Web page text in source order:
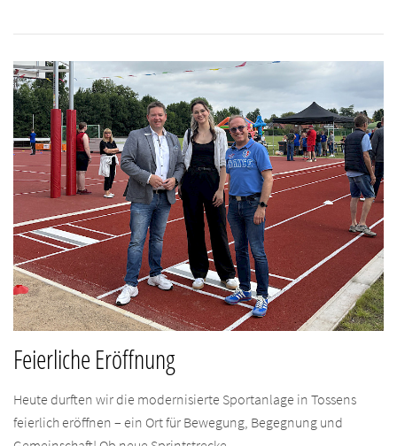
Feierliche Eröffnung
Heute durften wir die modernisierte Sportanlage in Tossens
feierlich eröffnen – ein Ort für Bewegung, Begegnung und